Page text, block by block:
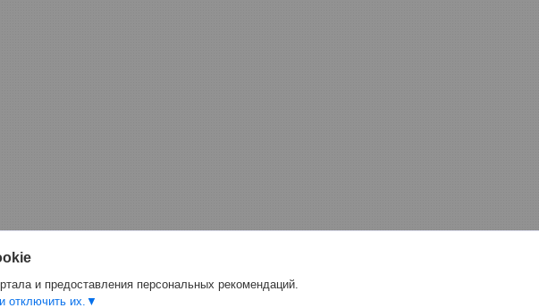
и предоставления персональных рекомендаций.
отключить их.